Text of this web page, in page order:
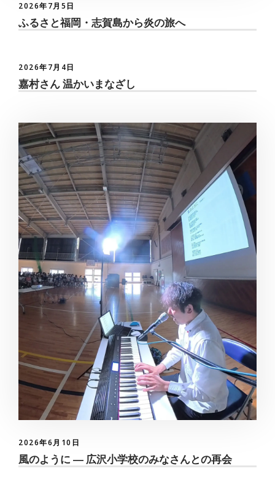
2026年7月5日
ふるさと福岡・志賀島から炎の旅へ
2026年7月4日
嘉村さん 温かいまなざし
2026年6月10日
風のように ― 広沢小学校のみなさんとの再会